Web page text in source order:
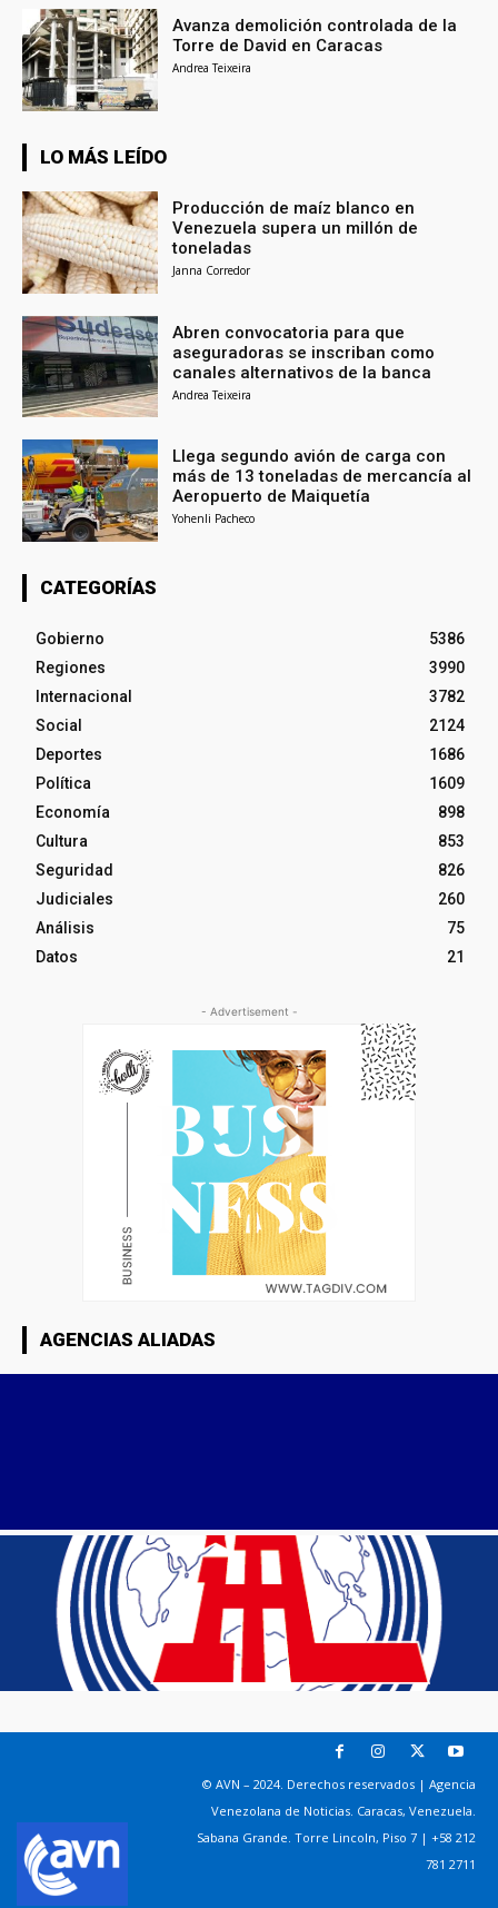
Avanza demolición controlada de la
Torre de David en Caracas
Andrea Teixeira
LO MÁS LEÍDO
Producción de maíz blanco en
Venezuela supera un millón de
toneladas
Janna Corredor
Abren convocatoria para que
aseguradoras se inscriban como
canales alternativos de la banca
Andrea Teixeira
Llega segundo avión de carga con
más de 13 toneladas de mercancía al
Aeropuerto de Maiquetía
Yohenli Pacheco
CATEGORÍAS
Gobierno
5386
Regiones
3990
Internacional
3782
Social
2124
Deportes
1686
Política
1609
Economía
898
Cultura
853
Seguridad
826
Judiciales
260
Análisis
75
Datos
21
- Advertisement -
AGENCIAS ALIADAS
© AVN – 2024. Derechos reservados | Agencia
Venezolana de Noticias. Caracas, Venezuela.
Sabana Grande. Torre Lincoln, Piso 7 | +58 212
781 2711